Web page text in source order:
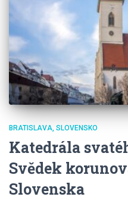
BRATISLAVA SLOVENSKO
Katedrála
Svědek
Slovenska